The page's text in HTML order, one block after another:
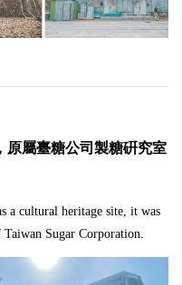
原屬臺糖公司製糖硏究室
a cultural heritage site, it was
Sugar Corporation.